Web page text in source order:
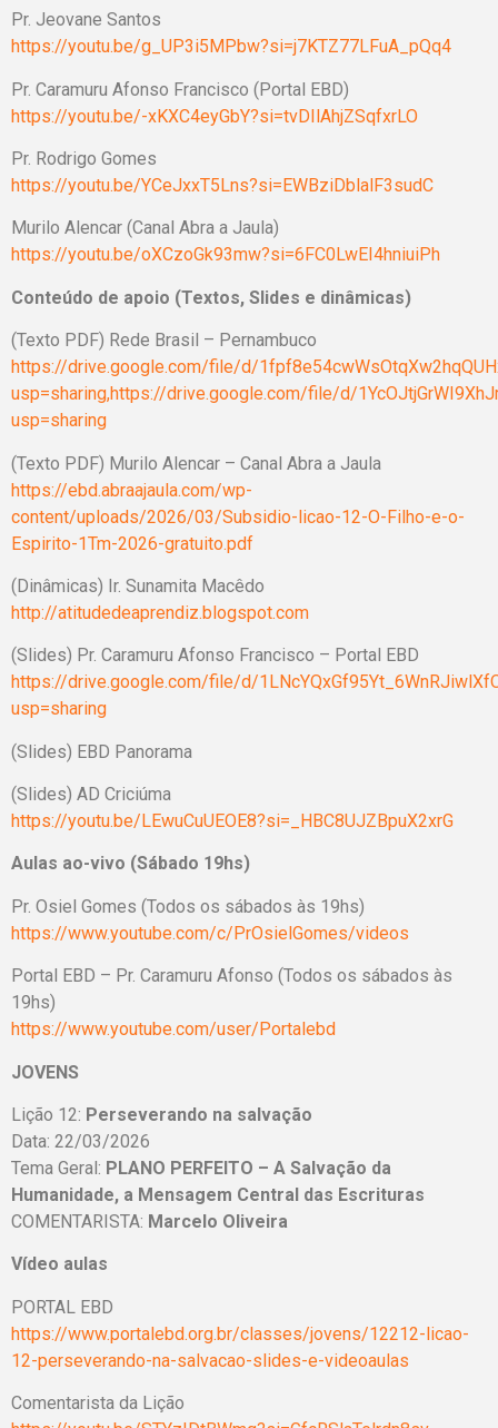
Pr. Jeovane Santos
https://youtu.be/g_UP3i5MPbw?si=j7KTZ77LFuA_pQq4
Pr. Caramuru Afonso Francisco (Portal EBD)
https://youtu.be/-xKXC4eyGbY?si=tvDIlAhjZSqfxrLO
Pr. Rodrigo Gomes
https://youtu.be/YCeJxxT5Lns?si=EWBziDblalF3sudC
Murilo Alencar (Canal Abra a Jaula)
https://youtu.be/oXCzoGk93mw?si=6FC0LwEI4hniuiPh
Conteúdo de apoio (Textos, Slides e dinâmicas)
(Texto PDF) Rede Brasil – Pernambuco
https://drive.google.com/file/d/
usp=sharing,https://drive.google.com/file/d/
usp=sharing
(Texto PDF) Murilo Alencar – Canal Abra a Jaula
https://ebd.abraajaula.com/wp-
content/uploads/2026/03/Subsidio-licao-12-O-Filho-e-o-
Espirito-1Tm-2026-gratuito.pdf
(Dinâmicas) Ir. Sunamita Macêdo
http://atitudedeaprendiz.blogspot.com
(Slides) Pr. Caramuru Afonso Francisco – Portal EBD
https://drive.google.com/file/d/
usp=sharing
(Slides) EBD Panorama
(Slides) AD Criciúma
https://youtu.be/LEwuCuUEOE8?si=_HBC8UJZBpuX2xrG
Aulas ao-vivo (Sábado 19hs)
Pr. Osiel Gomes (Todos os sábados às 19hs)
https://www.youtube.com/c/PrOsielGomes/videos
Portal EBD – Pr. Caramuru Afonso (Todos os sábados às
19hs)
https://www.youtube.com/user/Portalebd
JOVENS
Lição 12: Perseverando na salvação
Data: 22/03/2026
Tema Geral: PLANO PERFEITO – A Salvação da
Humanidade, a Mensagem Central das Escrituras
COMENTARISTA: Marcelo Oliveira
Vídeo aulas
PORTAL EBD
https://www.portalebd.org.br/classes/jovens/12212-licao-
12-perseverando-na-salvacao-slides-e-videoaulas
Comentarista da Lição